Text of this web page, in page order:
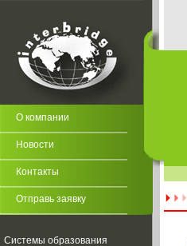
О компании
Новости
Контакты
Отправь заявку
Системы образования